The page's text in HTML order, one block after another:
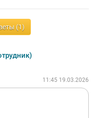
безопасности.
группы
закрыли по
идентичную роль в
что повторное
онлайн. По факту —
(1)
11:45 19.03.2026